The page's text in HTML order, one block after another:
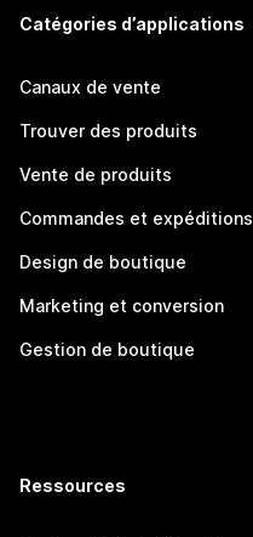
Catégories d’applications
Canaux de vente
Trouver des produits
Vente de produits
Commandes et expéditions
Design de boutique
Marketing et conversion
Gestion de boutique
Ressources